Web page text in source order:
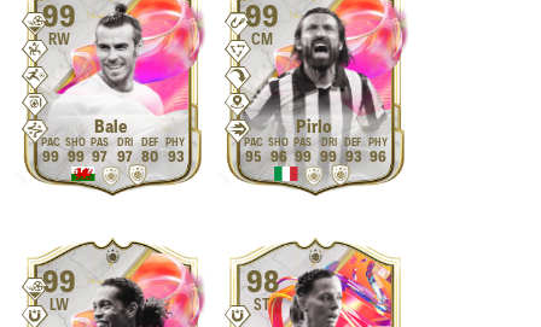
99
RW
Bale
99 99 97 97 80 93
99
CM
Pirlo
95 96 99 99 93 96
99
LW
98
ST